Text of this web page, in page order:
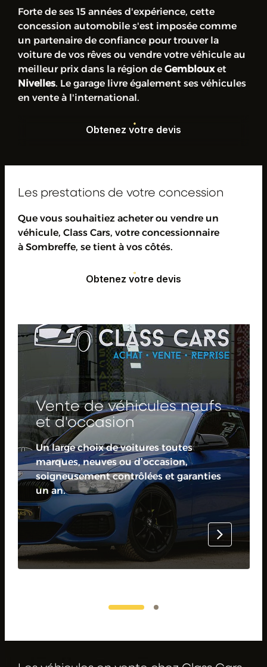
Forte de ses 15 années d'expérience, cette
concession automobile s'est imposée comme
un partenaire de confiance pour trouver la
voiture de vos rêves ou vendre votre véhicule au
meilleur prix dans la région de Gemblouxet
Nivelles. Le garage livre également ses véhicules
en vente à l'international.
Obtenez votre devis
Les prestations de votre concession
Que vous souhaitiez acheter ou vendre un
véhicule, Class Cars, votre concessionnaire
à Sombreffe, se tient à vos côtés.
Obtenez votre devis
Vente de véhicules neufs
et d'occasion
Un large choix de voitures toutes
marques, neuves ou d’occasion,
soigneusement contrôlées et garanties
un an.